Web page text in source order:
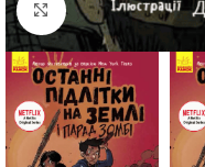
Click to enlarge